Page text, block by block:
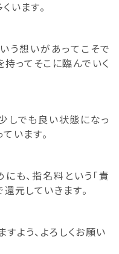
います。
う想いがあってこそで
持ってそこに臨んでいく
しでも良い状態になっ
います。
も、指名料という「責
元していきます。
よう、よろしくお願い